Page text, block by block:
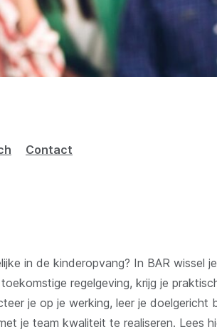
Contact
in de kinderopvang? In BAR wissel
regelgeving, krijg je
je op je werking, leer je doelgericht
je team kwaliteit te realiseren. Lees